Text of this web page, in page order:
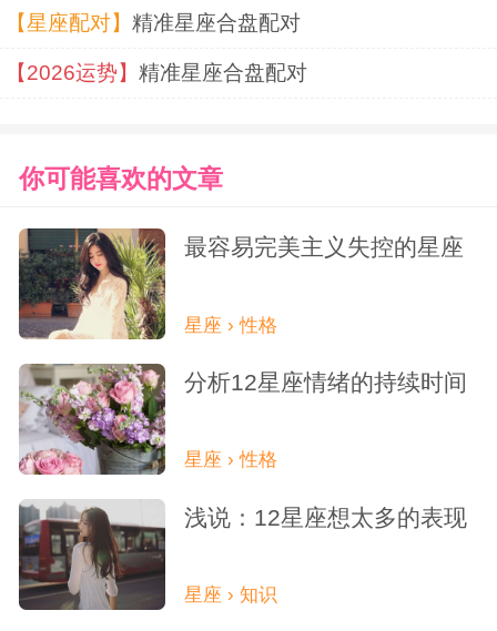
【星座配对】精准星座合盘配对
【2026运势】精准星座合盘配对
你可能喜欢的文章
最容易完美主义失控的星座
星座 › 性格
分析12星座情绪的持续时间
星座 › 性格
浅说：12星座想太多的表现
星座 › 知识